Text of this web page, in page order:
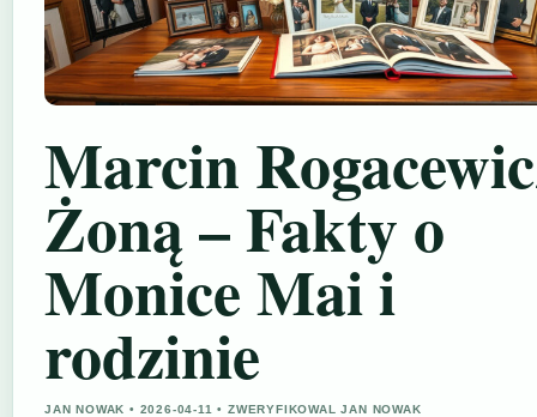
Marcin
Żoną – Fakty o
Monice Mai i
rodzinie
JAN NOWAK • 2026-04-11 • ZWERYFIKOWAL JAN NOWAK